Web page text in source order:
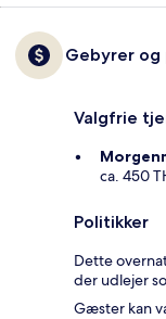
Gebyrer og
Valgfrie
ca. 450
Politikker
Dette
der udlejer
Gæster kan